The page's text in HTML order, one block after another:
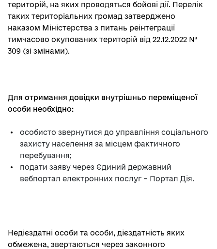
територій, на яких проводяться бойові дії. Перелік
таких територіальних громад затверджено
наказом Міністерства з питань реінтеграції
тимчасово окупованих територій від 22.12.2022 №
309 (зі змінами).
Для отримання довідки внутрішньо переміщеної
особи необхідно:
особисто звернутися до управління соціального
захисту населення за місцем фактичного
перебування;
подати заяву через Єдиний державний
вебпортал електронних послуг – Портал Дія.
Недієздатні особи та особи, дієздатність яких
обмежена, звертаються через законного